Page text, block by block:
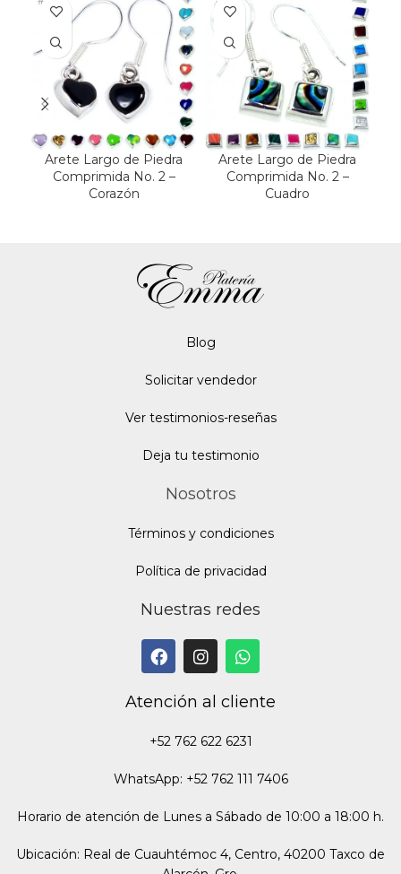
Arete Largo de Piedra
Comprimida No. 2 –
Corazón
Arete Largo de Piedra
Comprimida No. 2 –
Cuadro
Blog
Solicitar vendedor
Ver testimonios-reseñas
Deja tu testimonio
Nosotros
Términos y condiciones
Política de privacidad
Nuestras redes
Atención al cliente
+52 762 622 6231
WhatsApp: +52 762 111 7406
Horario de atención de Lunes a Sábado de 10:00 a 18:00 h.
Ubicación: Real de Cuauhtémoc 4, Centro, 40200 Taxco de